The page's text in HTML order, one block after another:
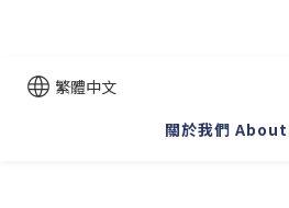
繁體中文
關於我們 About